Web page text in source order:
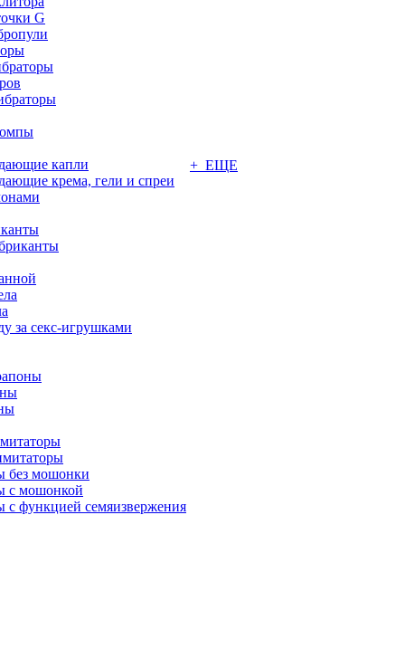
G
капли
крема, гели и спреи
за секс-игрушками
без мошонки
с мошонкой
с функцией семяизвержения
+ ЕЩЕ